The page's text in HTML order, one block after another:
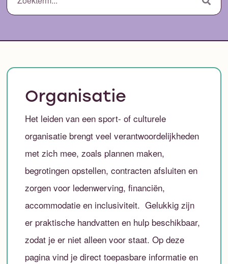
Organisatie
Het leiden van een sport- of culturele
organisatie brengt veel verantwoordelijkheden
met zich mee, zoals plannen maken,
begrotingen opstellen, contracten afsluiten en
zorgen voor ledenwerving, financiën,
accommodatie en inclusiviteit. Gelukkig zijn
er praktische handvatten en hulp beschikbaar,
zodat je er niet alleen voor staat. Op deze
pagina vind je direct toepasbare informatie en